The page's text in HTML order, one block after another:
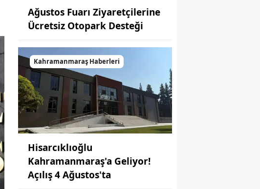
Ağustos Fuarı Ziyaretçilerine
Ücretsiz Otopark Desteği
Kahramanmaraş Haberleri
Hisarcıklıoğlu
Kahramanmaraş'a Geliyor!
Açılış 4 Ağustos'ta